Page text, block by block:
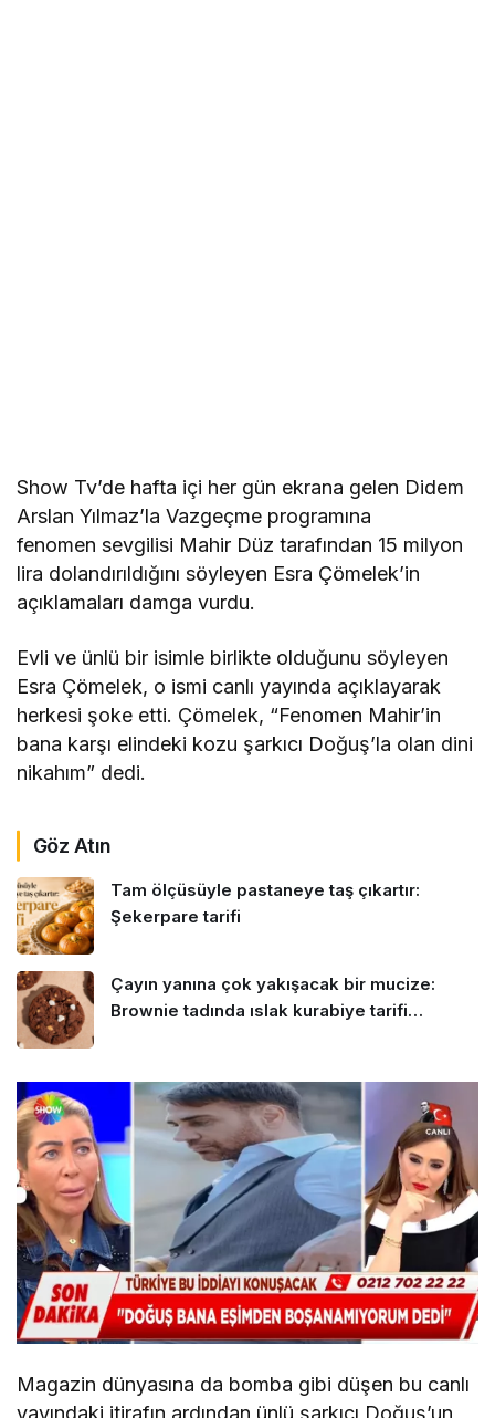
Show Tv’de hafta içi her gün ekrana gelen Didem
Arslan Yılmaz’la Vazgeçme programına
fenomen sevgilisi Mahir Düz tarafından 15 milyon
lira dolandırıldığını söyleyen Esra Çömelek’in
açıklamaları damga vurdu.
Evli ve ünlü bir isimle birlikte olduğunu söyleyen
Esra Çömelek, o ismi canlı yayında açıklayarak
herkesi şoke etti. Çömelek, “Fenomen Mahir’in
bana karşı elindeki kozu şarkıcı Doğuş’la olan dini
nikahım” dedi.
Göz Atın
Tam ölçüsüyle pastaneye taş çıkartır:
Şekerpare tarifi
Çayın yanına çok yakışacak bir mucize:
Brownie tadında ıslak kurabiye tarifi…
Magazin dünyasına da bomba gibi düşen bu canlı
yayındaki itirafın ardından ünlü şarkıcı Doğuş’un